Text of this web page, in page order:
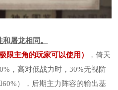
屠龙相同。
限主角的玩家可以使用）
，倚天
，高对低战力时，30%无视防
），后期主力阵容的输出基